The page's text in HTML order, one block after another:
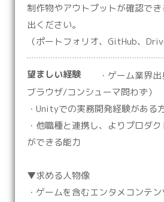
制作物やアウトプットが確認で
出ください。
（ポートフォリオ、GitHub、
望ましい経験
・ゲーム業界
ブラウザ/コンシューマ問わず）
・Unityでの実務開発経験がある
・他職種と連携し、よりプロダ
ができる能力
▼求める人物像
・ゲームを含むエンタメコンテ